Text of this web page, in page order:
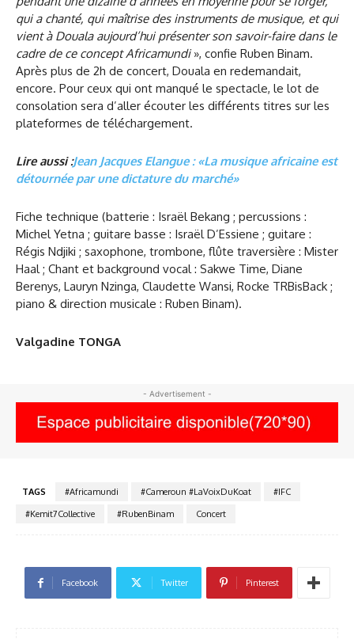
qui a chanté, qui maîtrise des instruments de musique, et qui
vient à Douala aujourd’hui présenter son savoir-faire dans le
cadre de ce concept Africamundi», confie Ruben Binam.
Après plus de 2h de concert, Douala en redemandait,
encore. Pour ceux qui ont manqué le spectacle, le lot de
consolation sera d’aller écouter les différents titres sur les
plateformes de téléchargement.
Lire aussi :Jean Jacques Elangue : «La musique africaine est
détournée par une dictature du marché»
Fiche technique (batterie : Israël Bekang ; percussions :
Michel Yetna ; guitare basse : Israël D’Essiene ; guitare :
Régis Ndjiki ; saxophone, trombone, flûte traversière : Mister
Haal ; Chant et background vocal : Sakwe Time, Diane
Berenys, Lauryn Nzinga, Claudette Wansi, Rocke TRBisBack ;
piano & direction musicale : Ruben Binam).
Valgadine TONGA
- Advertisement -
TAGS #Africamundi #Cameroun #LaVoixDuKoat
#IFC
#Kemit7Collective
#RubenBinam Concert
Facebook Twitter Pinterest